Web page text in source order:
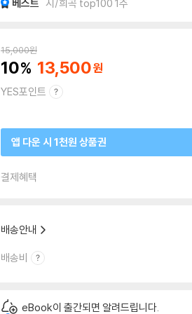
베스트 시/희곡 top100 1주
15,000원
10 13,500
YES포인트
앱 다운 시 1천원 상품권
결제혜택
배송안내
배송비
eBook이 출간되면 알려드립니다.